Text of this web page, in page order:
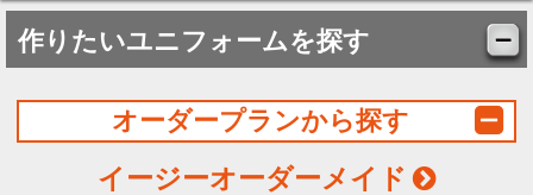
作りたいユニフォームを探す
オーダープランから探す
イージーオーダーメイド